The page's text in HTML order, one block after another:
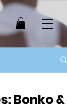
Bonko &